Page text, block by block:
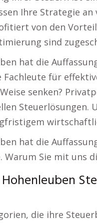
Ihre Strategie
von den
sind
hat die
für
senken?
Steuerlösungen.
hat die
Warum Sie mit uns
die ihre